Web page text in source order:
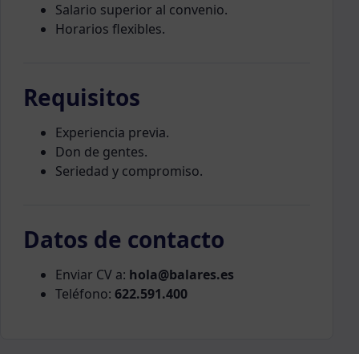
Salario superior al convenio.
Horarios flexibles.
Requisitos
Experiencia previa.
Don de gentes.
Seriedad y compromiso.
Datos de contacto
Enviar CV a: hola@balares.es
Teléfono: 622.591.400